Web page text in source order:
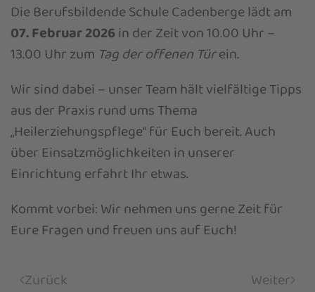
Die Berufsbildende Schule Cadenberge lädt am
07. Februar 2026in der Zeit von10.00 Uhr –
13.00 Uhr zum Tag der offenen Türein.
Wir sind dabei – unser Team hält vielfältige Tipps
aus der Praxis rund ums Thema
„Heilerziehungspflege“ für Euch bereit. Auch
über Einsatzmöglichkeiten in unserer
Einrichtung erfahrt Ihr etwas.
Kommt vorbei: Wir nehmen uns gerne Zeit für
Eure Fragen und freuen uns auf Euch!
Zurück Weiter